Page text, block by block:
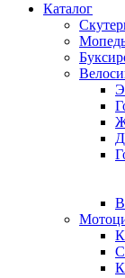
Каталог